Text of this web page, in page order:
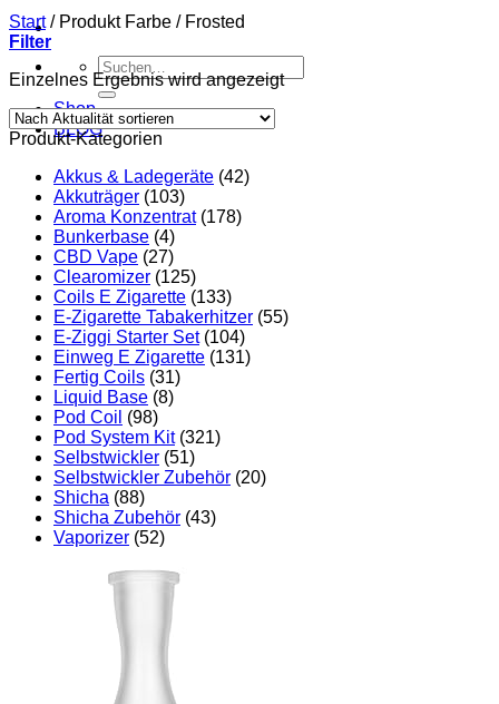
Suchen
nach:
Shop
BLOG
Start /Produkt Farbe /‎Frosted
Filter
Einzelnes Ergebnis wird angezeigt
Produkt-Kategorien
Akkus & Ladegeräte (42)
Akkuträger (103)
Aroma Konzentrat (178)
Bunkerbase (4)
CBD Vape (27)
Clearomizer (125)
Coils E Zigarette (133)
E-Zigarette Tabakerhitzer (55)
E-Ziggi Starter Set (104)
Einweg E Zigarette (131)
Fertig Coils (31)
Liquid Base (8)
Pod Coil (98)
Pod System Kit (321)
Selbstwickler (51)
Selbstwickler Zubehör (20)
Shicha (88)
Shicha Zubehör (43)
Vaporizer (52)